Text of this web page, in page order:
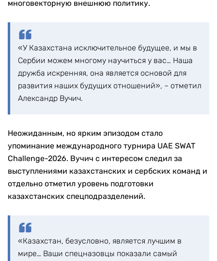
многовекторную внешнюю политику.
«У Казахстана исключительное будущее, и мы в
Сербии можем многому научиться у вас… Наша
дружба искренняя, она является основой для
развития наших будущих отношений», – отметил
Александр Вучич.
Неожиданным, но ярким эпизодом стало
упоминание международного турнира UAE SWAT
Challenge-2026. Вучич с интересом следил за
выступлениями казахстанских и сербских команд и
отдельно отметил уровень подготовки
казахстанских спецподразделений.
«Казахстан, безусловно, является лучшим в
мире… Ваши спецназовцы показали самый